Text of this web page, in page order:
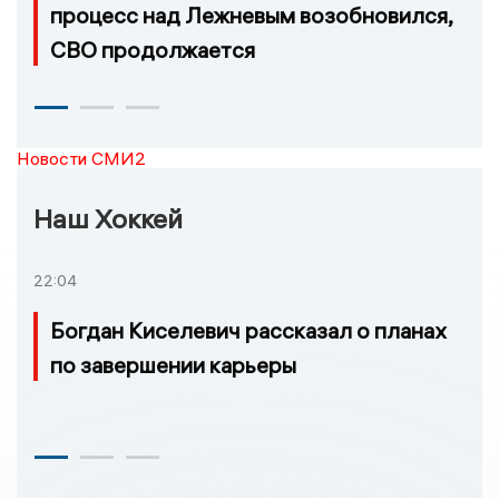
процесс над Лежневым возобновился,
СВО продолжается
Новости СМИ2
Наш Хоккей
22:04
Богдан Киселевич рассказал о планах
по завершении карьеры